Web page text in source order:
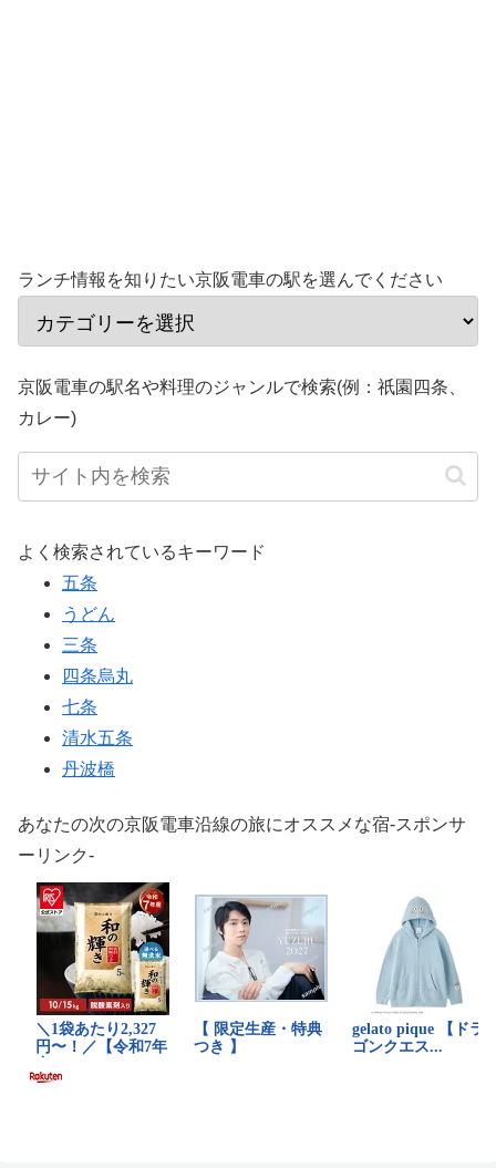
ランチ情報を知りたい京阪電車の駅を選んでください
京阪電車の駅名や料理のジャンルで検索(例：祇園四条、
カレー)
よく検索されているキーワード
五条
うどん
三条
四条烏丸
七条
清水五条
丹波橋
あなたの次の京阪電車沿線の旅にオススメな宿-スポンサ
ーリンク-